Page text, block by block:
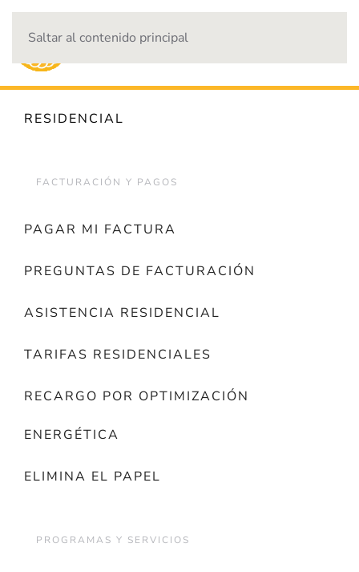
Saltar al contenido principal
RESIDENCIAL
FACTURACIÓN Y PAGOS
PAGAR MI FACTURA
PREGUNTAS DE FACTURACIÓN
ASISTENCIA RESIDENCIAL
TARIFAS RESIDENCIALES
RECARGO POR OPTIMIZACIÓN
ENERGÉTICA
ELIMINA EL PAPEL
PROGRAMAS Y SERVICIOS